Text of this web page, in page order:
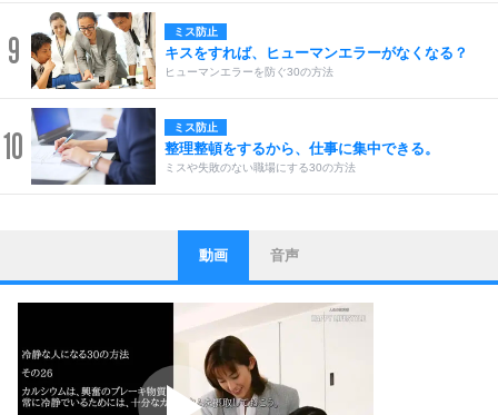
9 ミス防止
キスをすれば、ヒューマンエラーがなくなる？
ヒューマンエラーを防ぐ30の方法
10 ミス防止
整理整頓をするから、仕事に集中できる。
ミスや失敗のない職場にする30の方法
1
ストレス対策
他人と比べない。
いっそのこと、他人を見ない。
いらいらしない人になる30の方法
プラス思考
ポジティブになれない原因は、行動しないから。
ポジティブ思考になる30の方法
動画 音声